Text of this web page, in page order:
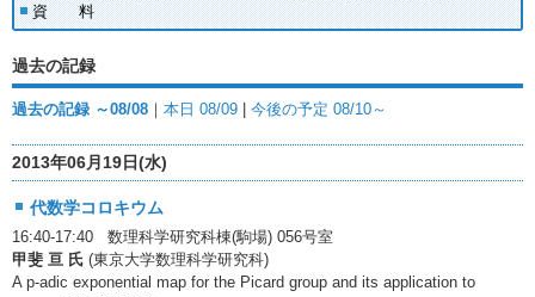
資 料
過去の記録
過去の記録 ～08/08 ｜ 本日 08/09 | 今後の予定 08/10～
2013年06月19日(水)
代数学コロキウム
16:40-17:40 数理科学研究科棟(駒場) 056号室
甲斐 亘 氏 (東京大学数理科学研究科)
A p-adic exponential map for the Picard group and its application to